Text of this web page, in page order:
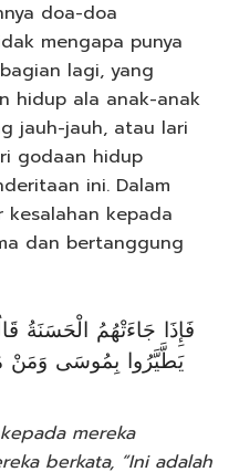
doa-doa
mengapa punya
lagi, yang
hidup ala anak-anak
jauh-jauh, atau lari
godaan hidup
ini. Dalam
kesalahan kepada
dan bertanggung
فَإِذَا جَاءَتْهُمُ الْحَسَنَةُ
يَطَّيَّرُوا بِمُوسَى وَمَنْ
mereka
berkata, “Ini adalah